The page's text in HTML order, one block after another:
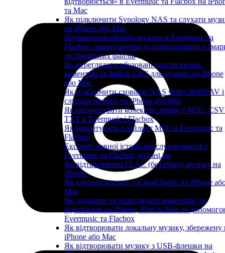
та Mac
Як підключити Synology NAS та слухати
на iPhone або Mac
Відтворення офлайн-музики в Evermusic та
Flacbox: завантаження та синхронізація з
до локальних файлів
Як переглядати вбудовані тексти пісень,
коментарі та файли LRC для музики на iPhone
або Mac
Як підключити сховище NAS через WebDAV і
слухати музику на iPhone або Mac
Як експортувати колекцію треків у M3U,
TXT в Evermusic і Flacbox
Як імпортувати плейлист M3U в Evermusic та
Flacbox
Експорт повної історії прослуховування з
Evermusic та Flacbox до Last.fm
Як відтворювати FLAC (без втрат) музику на
iPhone
Як слухати музику з iCloud Drive на iPhone
Mac
Як додавати та переглядати коментарі до
аудіотреків на iPhone, iPad та Mac за
Evermusic та Flacbox
Як відтворювати локальну музику, збережену
iPhone або Mac
Як відтворювати музику з USB-флешки на